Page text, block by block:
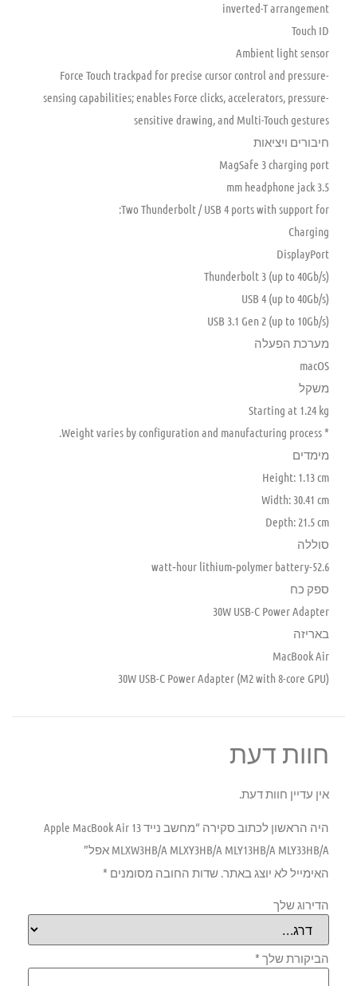
inverted-T arrangement
Touch ID
Ambient light sensor
Force Touch trackpad for precise cursor control and pressure-
sensing capabilities; enables Force clicks, accelerators, pressure-
sensitive drawing, and Multi-Touch gestures
חיבורים ויציאות
MagSafe 3 charging port
3.5 mm headphone jack
Two Thunderbolt / USB 4 ports with support for:
Charging
DisplayPort
Thunderbolt 3 (up to 40Gb/s)
USB 4 (up to 40Gb/s)
USB 3.1 Gen 2 (up to 10Gb/s)
מערכת הפעלה
macOS
משקל
Starting at 1.24 kg
* Weight varies by configuration and manufacturing process.
מימדים
Height: 1.13 cm
Width: 30.41 cm
Depth: 21.5 cm
סוללה
52.6-watt‑hour lithium‑polymer battery
ספק כח
30W USB-C Power Adapter
באריזה
MacBook Air
30W USB-C Power Adapter (M2 with 8-core GPU)
חוות דעת
אין עדיין חוות דעת.
היה הראשון לכתוב סקירה “מחשב נייד Apple MacBook Air 13
MLXW3HB/A MLXY3HB/A MLY13HB/A MLY33HB/A אפל”
האימייל לא יוצג באתר. שדות החובה מסומנים *
הדירוג שלך
הביקורת שלך *